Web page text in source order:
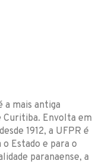
a mais antiga
Curitiba. Envolta em
1912, a UFPR é
Estado e para o
paranaense, a